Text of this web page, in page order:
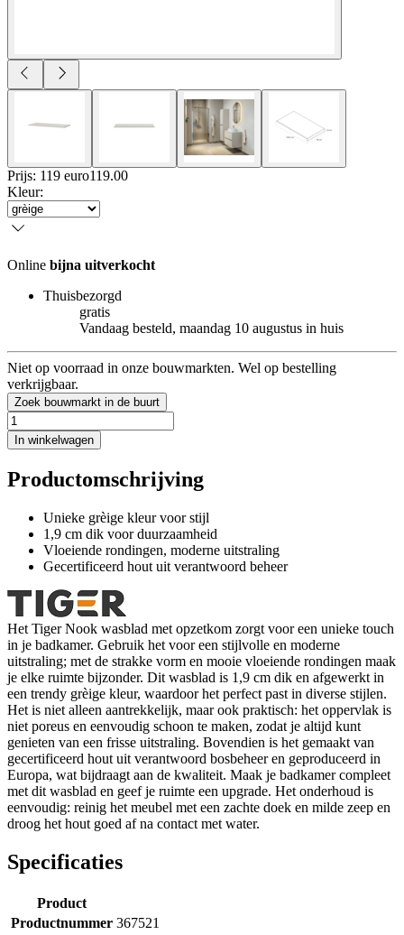
Prijs: 119 euro119.00
Kleur:
Online bijna uitverkocht
Thuisbezorgd
gratis
Vandaag besteld, maandag 10 augustus in huis
Niet op voorraad in onze bouwmarkten. Wel op bestelling
verkrijgbaar.
Zoek bouwmarkt in de buurt
In winkelwagen
Productomschrijving
Unieke grèige kleur voor stijl
1,9 cm dik voor duurzaamheid
Vloeiende rondingen, moderne uitstraling
Gecertificeerd hout uit verantwoord beheer
Het Tiger Nook wasblad met opzetkom zorgt voor een unieke touch
in je badkamer. Gebruik het voor een stijlvolle en moderne
uitstraling; met de strakke vorm en mooie vloeiende rondingen maak
je elke ruimte bijzonder. Dit wasblad is 1,9 cm dik en afgewerkt in
een trendy grèige kleur, waardoor het perfect past in diverse stijlen.
Het is niet alleen aantrekkelijk, maar ook praktisch: het oppervlak is
niet poreus en eenvoudig schoon te maken, zodat je altijd kunt
genieten van een frisse uitstraling. Bovendien is het gemaakt van
gecertificeerd hout uit verantwoord bosbeheer en geproduceerd in
Europa, wat bijdraagt aan de kwaliteit. Maak je badkamer compleet
met dit wasblad en geef je ruimte een upgrade. Het onderhoud is
eenvoudig: reinig het meubel met een zachte doek en milde zeep en
droog het hout goed af na contact met water.
Specificaties
Product
Productnummer 367521